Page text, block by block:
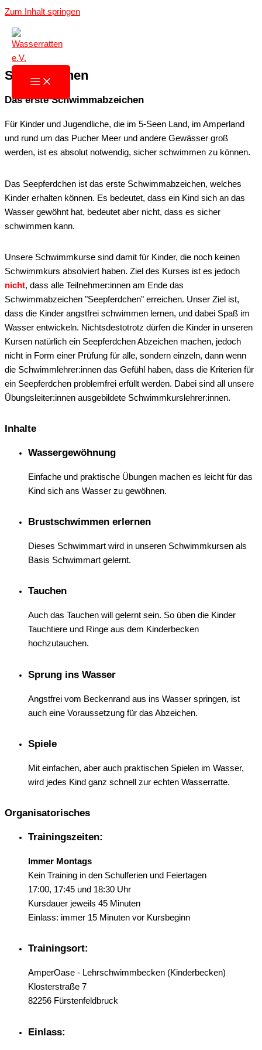
Zum Inhalt springen
Seepferdchen
Das erste Schwimmabzeichen
Für Kinder und Jugendliche, die im 5-Seen Land, im Amperland
und rund um das Pucher Meer und andere Gewässer groß
werden, ist es absolut notwendig, sicher schwimmen zu können.
Das Seepferdchen ist das erste Schwimmabzeichen, welches
Kinder erhalten können. Es bedeutet, dass ein Kind sich an das
Wasser gewöhnt hat, bedeutet aber nicht, dass es sicher
schwimmen kann.
Unsere Schwimmkurse sind damit für Kinder, die noch keinen
Schwimmkurs absolviert haben. Ziel des Kurses ist es jedoch
nicht, dass alle Teilnehmer:innen am Ende das
Schwimmabzeichen "Seepferdchen" erreichen. Unser Ziel ist,
dass die Kinder angstfrei schwimmen lernen, und dabei Spaß im
Wasser entwickeln. Nichtsdestotrotz dürfen die Kinder in unseren
Kursen natürlich ein Seepferdchen Abzeichen machen, jedoch
nicht in Form einer Prüfung für alle, sondern einzeln, dann wenn
die Schwimmlehrer:innen das Gefühl haben, dass die Kriterien für
ein Seepferdchen problemfrei erfüllt werden. Dabei sind all unsere
Übungsleiter:innen ausgebildete Schwimmkurslehrer:innen.
Inhalte
Wassergewöhnung
Einfache und praktische Übungen machen es leicht für das
Kind sich ans Wasser zu gewöhnen.
Brustschwimmen erlernen
Dieses Schwimmart wird in unseren Schwimmkursen als
Basis Schwimmart gelernt.
Tauchen
Auch das Tauchen will gelernt sein. So üben die Kinder
Tauchtiere und Ringe aus dem Kinderbecken
hochzutauchen.
Sprung ins Wasser
Angstfrei vom Beckenrand aus ins Wasser springen, ist
auch eine Voraussetzung für das Abzeichen.
Spiele
Mit einfachen, aber auch praktischen Spielen im Wasser,
wird jedes Kind ganz schnell zur echten Wasserratte.
Organisatorisches
Trainingszeiten:
Immer Montags
Kein Training in den Schulferien und Feiertagen
17:00, 17:45 und 18:30 Uhr
Kursdauer jeweils 45 Minuten
Einlass: immer 15 Minuten vor Kursbeginn
Trainingsort:
AmperOase - Lehrschwimmbecken (Kinderbecken)
Klosterstraße 7
82256 Fürstenfeldbruck
Einlass: